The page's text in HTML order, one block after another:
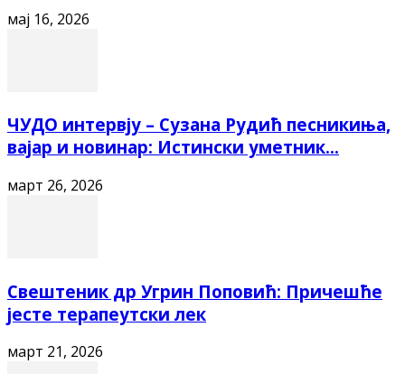
мај 16, 2026
ЧУДО интервју – Сузана Рудић песникиња,
вајар и новинар: Истински уметник...
март 26, 2026
Свештеник др Угрин Поповић: Причешће
јесте терапеутски лек
март 21, 2026